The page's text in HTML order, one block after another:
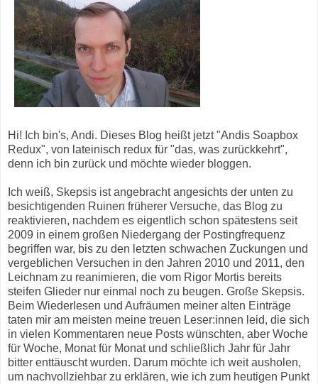
Hi! Ich bin's, Andi. Dieses Blog heißt jetzt "Andis Soapbox
Redux", von lateinisch redux für "das, was zurückkehrt",
denn ich bin zurück und möchte wieder bloggen.
Ich weiß, Skepsis ist angebracht angesichts der unten zu
besichtigenden Ruinen früherer Versuche, das Blog zu
reaktivieren, nachdem es eigentlich schon spätestens seit
2009 in einem großen Niedergang der Postingfrequenz
begriffen war, bis zu den letzten schwachen Zuckungen und
vergeblichen Versuchen in den Jahren 2010 und 2011, den
Leichnam zu reanimieren, die vom Rigor Mortis bereits
steifen Glieder nur einmal noch zu beugen. Große Skepsis.
Beim Wiederlesen und Aufräumen meiner alten Einträge
taten mir am meisten meine treuen Leser:innen leid, die sich
in vielen Kommentaren neue Posts wünschten, aber Woche
für Woche, Monat für Monat und schließlich Jahr für Jahr
bitter enttäuscht wurden. Darum möchte ich weit ausholen,
um nachvollziehbar zu erklären, wie ich zum heutigen Punkt